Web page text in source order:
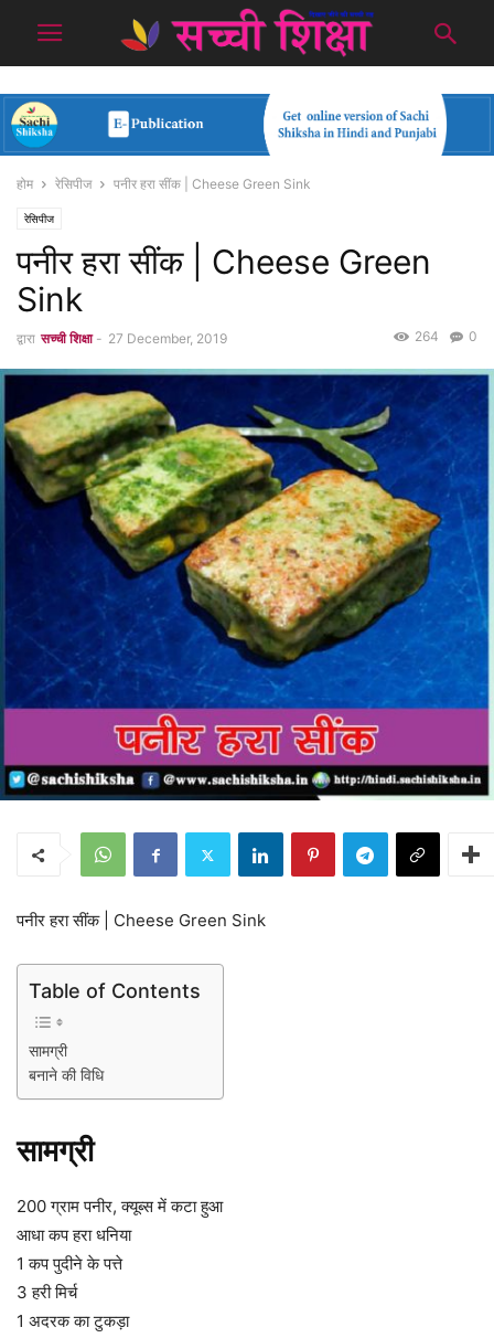
होम रेसिपीज पनीर हरा सींक | Cheese Green Sink
रेसिपीज
पनीर हरा सींक | Cheese Green
Sink
द्वारा सच्ची शिक्षा - 27 December, 2019 0
264
पनीर हरा सींक | Cheese Green Sink
Table of Contents
सामग्री
बनाने की विधि
सामग्री
200 ग्राम पनीर, क्यूब्स में कटा हुआ
आधा कप हरा धनिया
1 कप पुदीने के पत्ते
3 हरी मिर्च
1 अदरक का टुकड़ा